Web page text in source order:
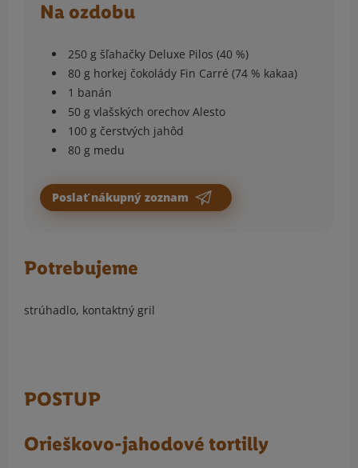
Na ozdobu
250 g šľahačky Deluxe Pilos (40 %)
80 g horkej čokolády Fin Carré (74 % kakaa)
1 banán
50 g vlašských orechov Alesto
100 g čerstvých jahôd
80 g medu
Poslať nákupný zoznam
Potrebujeme
strúhadlo, kontaktný gril
POSTUP
Orieškovo-jahodové tortilly